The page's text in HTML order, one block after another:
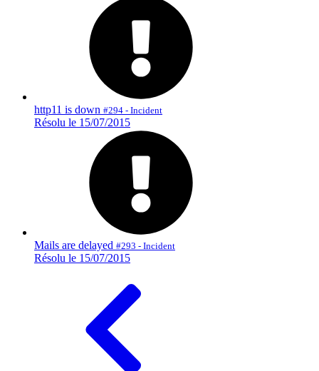
http11 is down #294 - Incident
Résolu le 15/07/2015
Mails are delayed #293 - Incident
Résolu le 15/07/2015